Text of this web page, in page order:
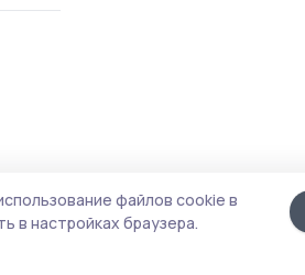
файлов cookie в
в настройках браузера.